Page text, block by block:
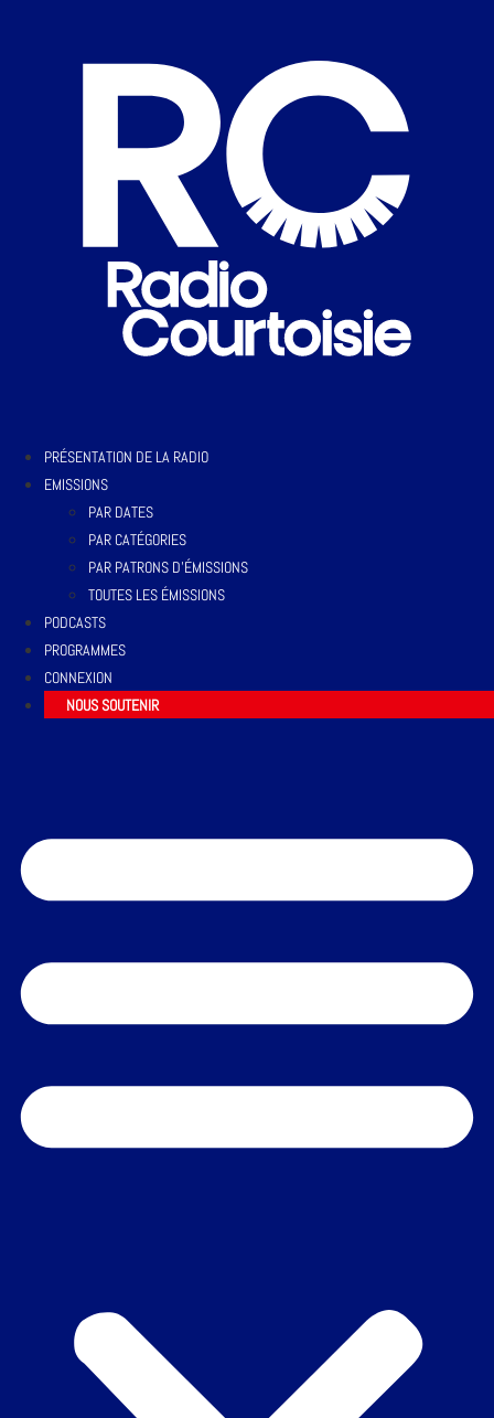
PRÉSENTATION DE LA RADIO
EMISSIONS
PAR DATES
PAR CATÉGORIES
PAR PATRONS D’ÉMISSIONS
TOUTES LES ÉMISSIONS
PODCASTS
PROGRAMMES
CONNEXION
NOUS SOUTENIR